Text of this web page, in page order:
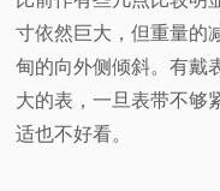
寸依然巨大，但重量的
甸的向外侧倾斜。有戴
大的表，一旦表带不够
适也不好看。